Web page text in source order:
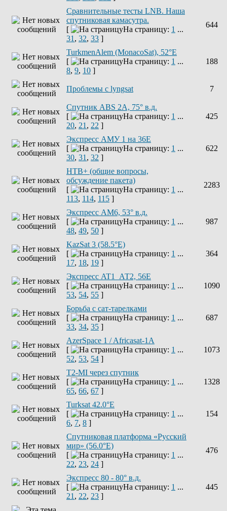
Сравнительные тесты LNB. Наша
спутниковая камасутра.
[
На страницу: 1 ...
31 , 32, 33 ]
644
TurkmenAlem (MonacoSat), 52°E
[
На страницу: 1 ...
8, 9, 10 ]
188
Проблемы с lyngsat 7
Спутник ABS 2A, 75° в.д.
[
На страницу: 1 ...
20, 21 , 22 ]
425
Экспресс АМУ 1 на 36Е
[
На страницу: 1 ...
30, 31 , 32 ]
622
НТВ+ (общие вопросы,
обсуждение пакета)
[
На страницу: 1 ...
113, 114, 115 ]
2283
Экспресс AM6, 53° в.д.
[
На страницу: 1 ...
48, 49, 50 ]
987
KazSat 3 (58.5°E)
[
На страницу: 1 ...
17, 18, 19 ]
364
Экспресс AT1_АТ2, 56E
[
На страницу: 1 ...
53, 54, 55 ]
1090
Борьба с сат-тарелками
[
На страницу: 1 ...
33, 34, 35 ]
687
AzerSpace 1 / Africasat-1A
[
На страницу: 1 ...
52, 53, 54 ]
1073
T2-MI через спутник
[
На страницу: 1 ...
65, 66, 67 ]
1328
Turksat 42.0°E
[
На страницу: 1 ...
6, 7, 8 ]
154
Спутниковая платформа «Русский
мир» (56.0°E)
[
На страницу: 1 ...
22, 23, 24 ]
476
Экспресс 80 - 80° в.д.
[
На страницу: 1 ...
21 , 22, 23 ]
445